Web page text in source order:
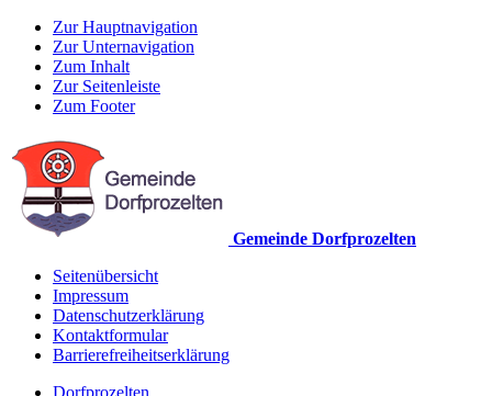
Zur Hauptnavigation
Zur Unternavigation
Zum Inhalt
Zur Seitenleiste
Zum Footer
Gemeinde Dorfprozelten
Seitenübersicht
Impressum
Datenschutzerklärung
Kontaktformular
Barrierefreiheitserklärung
Dorfprozelten